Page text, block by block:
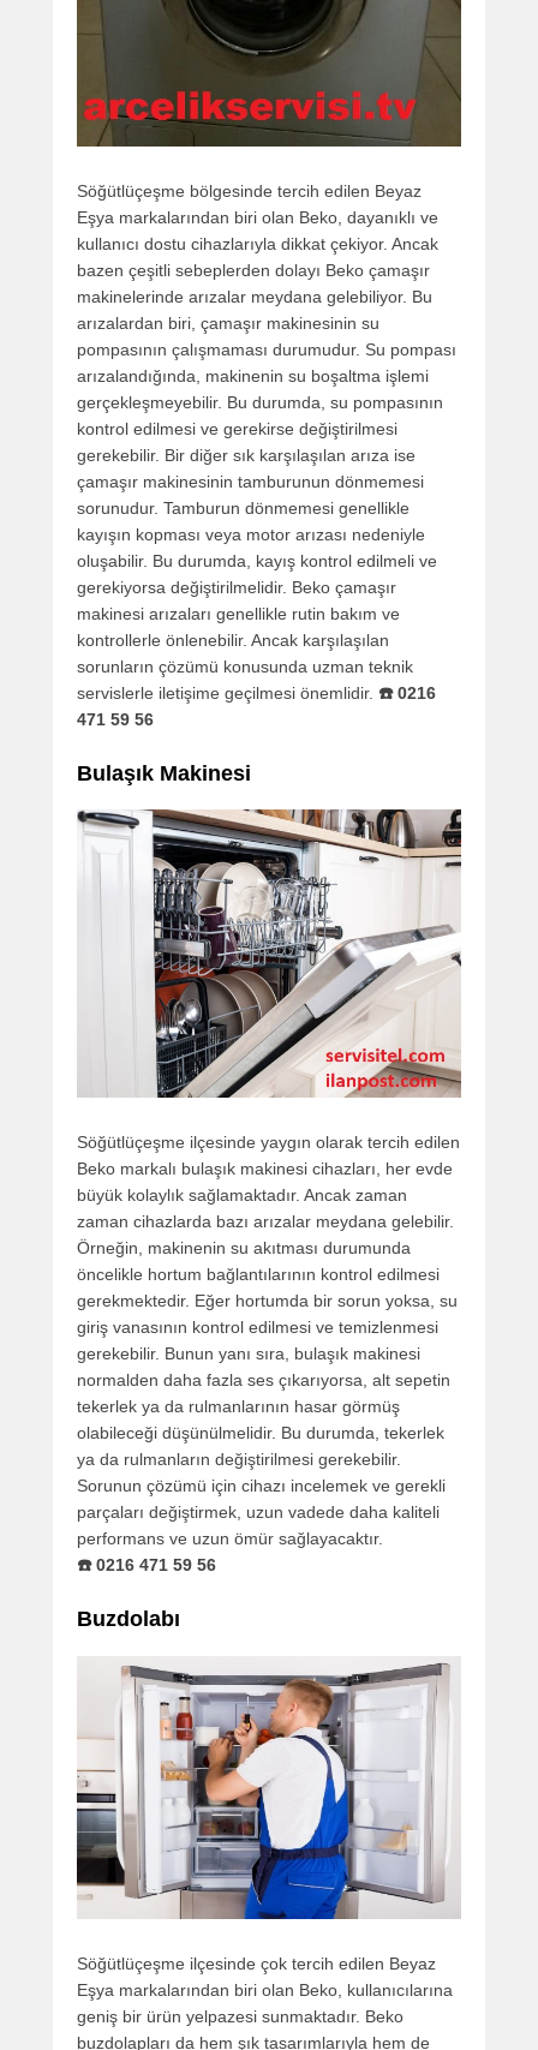
Söğütlüçeşme bölgesinde tercih edilen Beyaz
Eşya markalarından biri olan Beko, dayanıklı ve
kullanıcı dostu cihazlarıyla dikkat çekiyor. Ancak
bazen çeşitli sebeplerden dolayı Beko çamaşır
makinelerinde arızalar meydana gelebiliyor. Bu
arızalardan biri, çamaşır makinesinin su
pompasının çalışmaması durumudur. Su pompası
arızalandığında, makinenin su boşaltma işlemi
gerçekleşmeyebilir. Bu durumda, su pompasının
kontrol edilmesi ve gerekirse değiştirilmesi
gerekebilir. Bir diğer sık karşılaşılan arıza ise
çamaşır makinesinin tamburunun dönmemesi
sorunudur. Tamburun dönmemesi genellikle
kayışın kopması veya motor arızası nedeniyle
oluşabilir. Bu durumda, kayış kontrol edilmeli ve
gerekiyorsa değiştirilmelidir. Beko çamaşır
makinesi arızaları genellikle rutin bakım ve
kontrollerle önlenebilir. Ancak karşılaşılan
sorunların çözümü konusunda uzman teknik
servislerle iletişime geçilmesi önemlidir. ☎️ 0216
471 59 56
Bulaşık Makinesi
Söğütlüçeşme ilçesinde yaygın olarak tercih edilen
Beko markalı bulaşık makinesi cihazları, her evde
büyük kolaylık sağlamaktadır. Ancak zaman
zaman cihazlarda bazı arızalar meydana gelebilir.
Örneğin, makinenin su akıtması durumunda
öncelikle hortum bağlantılarının kontrol edilmesi
gerekmektedir. Eğer hortumda bir sorun yoksa, su
giriş vanasının kontrol edilmesi ve temizlenmesi
gerekebilir. Bunun yanı sıra, bulaşık makinesi
normalden daha fazla ses çıkarıyorsa, alt sepetin
tekerlek ya da rulmanlarının hasar görmüş
olabileceği düşünülmelidir. Bu durumda, tekerlek
ya da rulmanların değiştirilmesi gerekebilir.
Sorunun çözümü için cihazı incelemek ve gerekli
parçaları değiştirmek, uzun vadede daha kaliteli
performans ve uzun ömür sağlayacaktır.
☎️ 0216 471 59 56
Buzdolabı
Söğütlüçeşme ilçesinde çok tercih edilen Beyaz
Eşya markalarından biri olan Beko, kullanıcılarına
geniş bir ürün yelpazesi sunmaktadır. Beko
buzdolapları da hem şık tasarımlarıyla hem de